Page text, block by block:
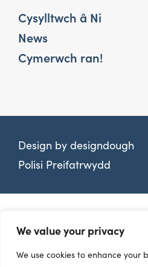
We value your privacy
We use cookies to enhance your
Cysylltwch â Ni
News
Cymerwch ran!
Design by designdough
Polisi Preifatrwydd